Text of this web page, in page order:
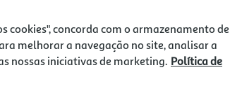
Notas de preparação
cookies", concorda com o armazenamento de
melhorar a navegação no site, analisar a
nossas iniciativas de marketing. Política de